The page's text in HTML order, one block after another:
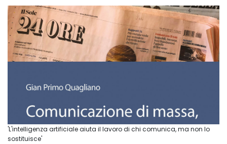
'L'intelligenza artificiale aiuta il lavoro di chi comunica, ma non lo
sostituisce'